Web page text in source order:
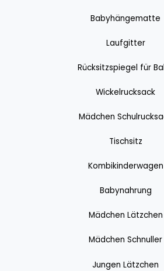
Babyhängematte
Laufgitter
Rücksitzspiegel für
Wickelrucksack
Mädchen
Tischsitz
Kombikinderwagen
Babynahrung
Mädchen Lätzchen
Mädchen Schnuller
Jungen Lätzchen